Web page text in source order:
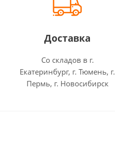
Доставка
Со складов в г.
Екатеринбург, г. Тюмень, г.
Пермь, г. Новосибирск